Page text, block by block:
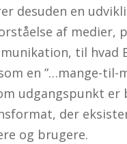
desuden en
af medier,
til hvad
en ”…mange-til-
udgangspunkt er
der
og brugere.